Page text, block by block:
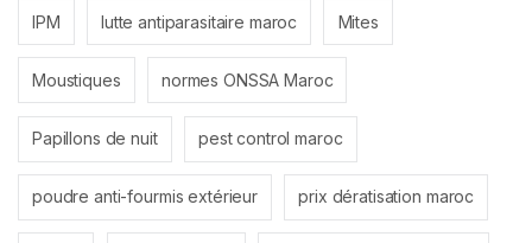
IPM lutte antiparasitaire maroc Mites
Moustiques normes ONSSA Maroc
Papillons de nuit pest control maroc
poudre anti-fourmis extérieur prix dératisation maroc